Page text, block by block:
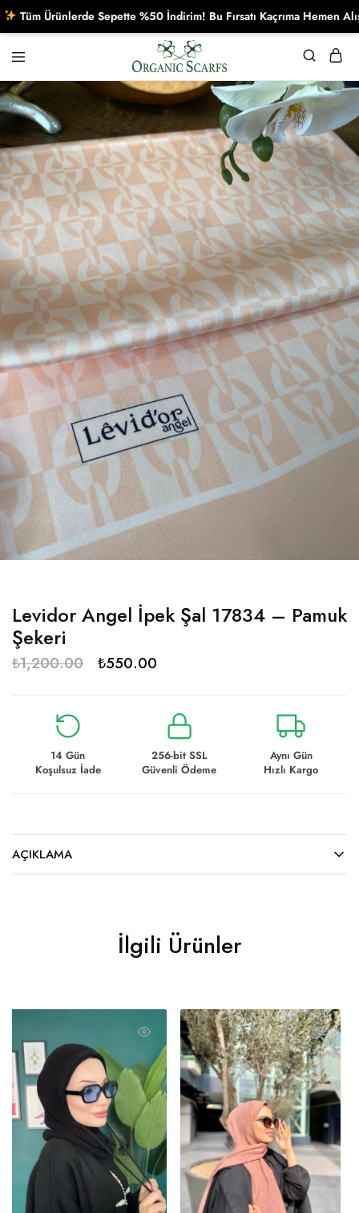
Organikscarf
Levidor Angel İpek Şal 17834 – Pamuk
Şekeri
₺1,200.00 ₺550.00
14 Gün
Koşulsuz İade
256-bit SSL
Güvenli Ödeme
Aynı Gün
Hızlı Kargo
AÇIKLAMA
İlgili Ürünler
Ürünlerde Sepette %50 İndirim! Bu Fırsatı Kaçrıma Hemen